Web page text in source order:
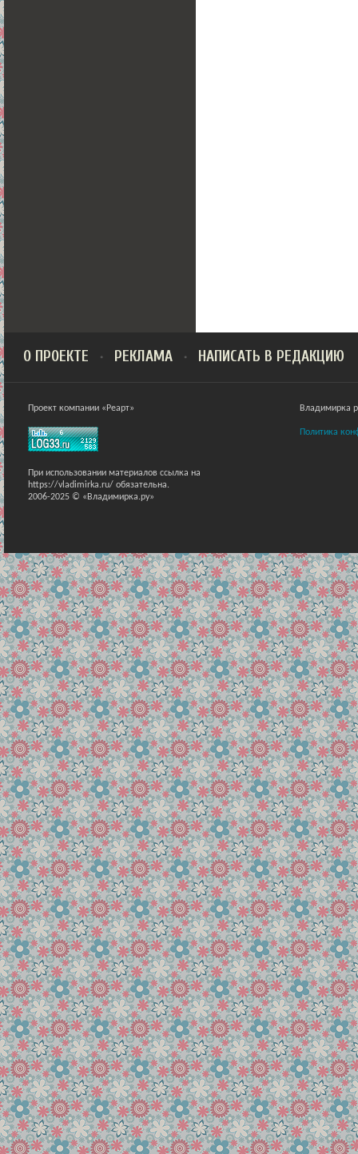
О ПРОЕКТЕ РЕКЛАМА НАПИСАТЬ В РЕДАКЦИЮ
Проект компании «Реарт»
При использовании материалов ссылка на
https://vladimirka.ru/ обязательна.
2006-2025 © «Владимирка.ру»
Владимирка
Политика